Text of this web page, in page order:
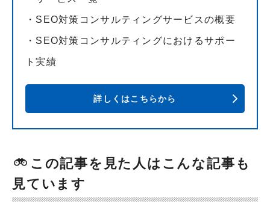
・SEO対策コンサルティングサービスの概要
・SEO対策コンサルティングにおけるサポー
ト実績
詳しくはこちらから
この記事を見た人はこんな記事も
見ています